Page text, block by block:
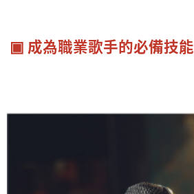
▣ 成為職業歌手的必備技能